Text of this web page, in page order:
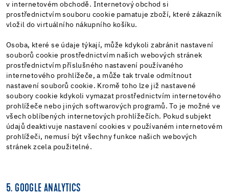
v internetovém obchodě. Internetový obchod si
prostřednictvím souboru cookie pamatuje zboží, které zákazník
vložil do virtuálního nákupního košíku.
Osoba, které se údaje týkají, může kdykoli zabránit nastavení
souborů cookie prostřednictvím našich webových stránek
prostřednictvím příslušného nastavení používaného
internetového prohlížeče, a může tak trvale odmítnout
nastavení souborů cookie. Kromě toho lze již nastavené
soubory cookie kdykoli vymazat prostřednictvím internetového
prohlížeče nebo jiných softwarových programů. To je možné ve
všech oblíbených internetových prohlížečích. Pokud subjekt
údajů deaktivuje nastavení cookies v používaném internetovém
prohlížeči, nemusí být všechny funkce našich webových
stránek zcela použitelné.
5. GOOGLE ANALYTICS